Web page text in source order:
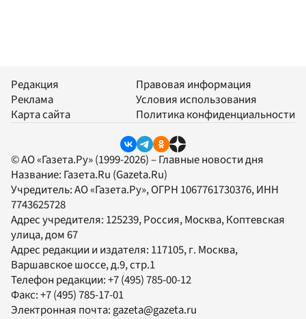
Редакция
Реклама
Карта сайта
Правовая информация
Условия использования
Политика конфиденциальности
© АО «Газета.Ру» (1999-2026) – Главные новости дня
Название: Газета.Ru (Gazeta.Ru)
Учредитель:АО «Газета.Ру», ОГРН 1067761730376, ИНН
7743625728
Адрес учредителя: 125239, Россия, Москва, Коптевская
улица, дом 67
Адрес редакции и издателя: 117105, г. Москва,
Варшавское шоссе, д.9, стр.1
Телефон редакции:+7 (495) 785-00-12
Факс:+7 (495) 785-17-01
Электронная почта: gazeta@gazeta.ru